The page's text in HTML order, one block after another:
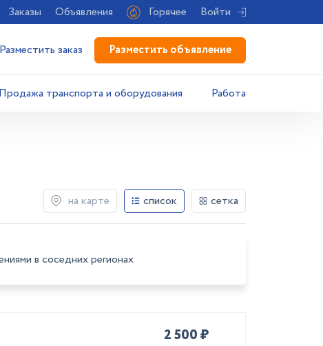
Заказы Объявления Горячее Войти
Разместить заказ Разместить объявление
Продажа транспорта и оборудования Работа
на карте список сетка
в соседних регионах
2 500 ₽